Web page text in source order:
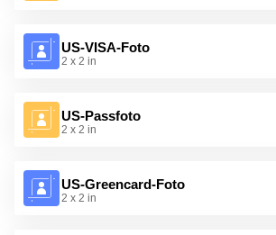
US-VISA-Foto
2 x 2 in
US-Passfoto
2 x 2 in
US-Greencard-Foto
2 x 2 in